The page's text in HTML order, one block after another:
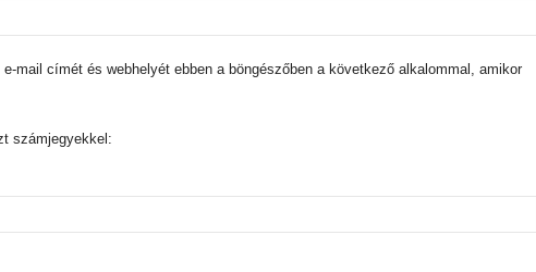
mail címét és webhelyét ebben a böngészőben a következő alkalommal, amikor
számjegyekkel: